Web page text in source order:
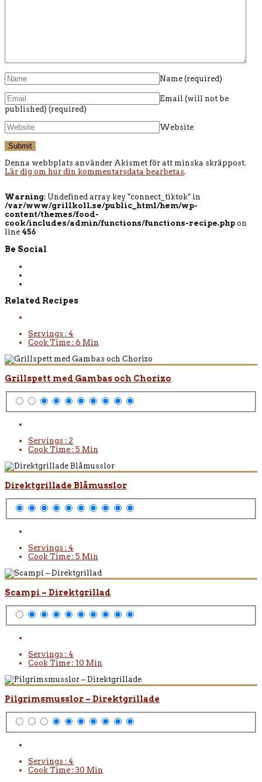
Name (required)
Email (will not be
published) (required)
Website
Denna webbplats använder Akismet för att minska skräppost.
Lär dig om hur din kommentarsdata bearbetas.
Warning: Undefined array key "connect_tiktok" in
/var/www/grillkoll.se/public_html/hem/wp-
content/themes/food-
cook/includes/admin/functions/functions-recipe.php on
line 456
Be Social
Related Recipes
Servings : 4
Cook Time : 6 Min
Grillspett med Gambas och Chorizo
Servings : 2
Cook Time : 5 Min
Direktgrillade Blåmusslor
Servings : 4
Cook Time : 5 Min
Scampi – Direktgrillad
Servings : 4
Cook Time : 10 Min
Pilgrimsmusslor – Direktgrillade
Servings : 4
Cook Time : 30 Min